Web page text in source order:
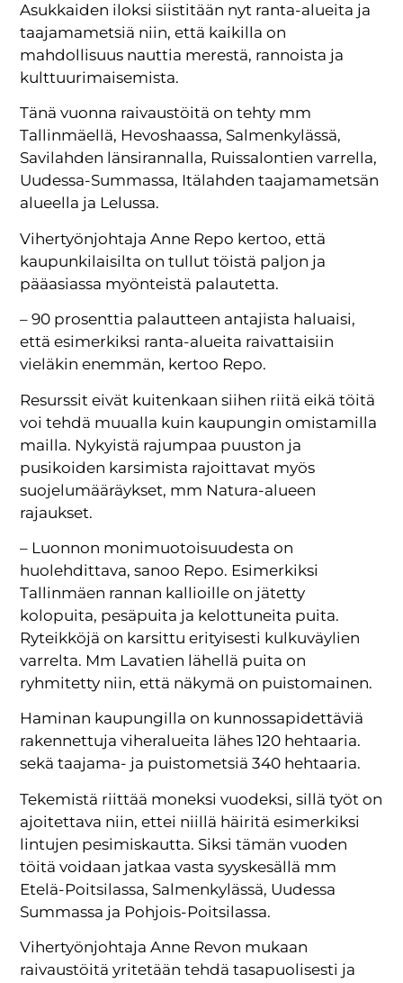
Asukkaiden iloksi siistitään nyt ranta-alueita ja
taajamametsiä niin, että kaikilla on
mahdollisuus nauttia merestä, rannoista ja
kulttuurimaisemista.
Tänä vuonna raivaustöitä on tehty mm
Tallinmäellä, Hevoshaassa, Salmenkylässä,
Savilahden länsirannalla, Ruissalontien varrella,
Uudessa-Summassa, Itälahden taajamametsän
alueella ja Lelussa.
Vihertyönjohtaja Anne Repo kertoo, että
kaupunkilaisilta on tullut töistä paljon ja
pääasiassa myönteistä palautetta.
–90 prosenttia palautteen antajista haluaisi,
että esimerkiksi ranta-alueita raivattaisiin
vieläkin enemmän, kertoo Repo.
Resurssit eivät kuitenkaan siihen riitä eikä töitä
voi tehdä muualla kuin kaupungin omistamilla
mailla. Nykyistä rajumpaa puuston ja
pusikoiden karsimista rajoittavat myös
suojelumääräykset, mm Natura-alueen
rajaukset.
– Luonnon monimuotoisuudesta on
huolehdittava, sanoo Repo. Esimerkiksi
Tallinmäen rannan kallioille on jätetty
kolopuita, pesäpuita ja kelottuneita puita.
Ryteikköjä on karsittu erityisesti kulkuväylien
varrelta. Mm Lavatien lähellä puita on
ryhmitetty niin, että näkymä on puistomainen.
Haminan kaupungilla on kunnossapidettäviä
rakennettuja viheralueita lähes 120 hehtaaria.
sekä taajama- ja puistometsiä 340 hehtaaria.
Tekemistä riittää moneksi vuodeksi, sillä työt on
ajoitettava niin, ettei niillä häiritä esimerkiksi
lintujen pesimiskautta. Siksi tämän vuoden
töitä voidaan jatkaa vasta syyskesällä mm
Etelä-Poitsilassa, Salmenkylässä, Uudessa
Summassa ja Pohjois-Poitsilassa.
Vihertyönjohtaja Anne Revon mukaan
raivaustöitä yritetään tehdä tasapuolisesti ja